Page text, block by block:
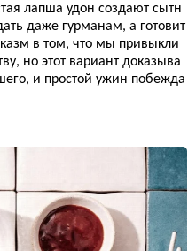
лапша удон создают сытн
даже гурманам, а готовит
в том, что мы привыкли
но этот вариант доказыва
и простой ужин побежда